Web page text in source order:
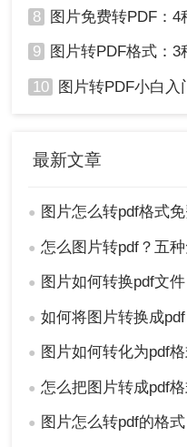
8 图片免费转PDF：4种方
9 图片转PDF格式：3种方
10 图片转PDF小白入门：5
最新文章
● 图片怎么转pdf格式免费？四
● 怎么图片转pdf？五种免费方
● 图片如何转换pdf文件？四
● 如何将图片转换成pdf？
● 图片如何转化为pdf
● 怎么把图片转成pdf格式
● 图片怎么转pdf的格